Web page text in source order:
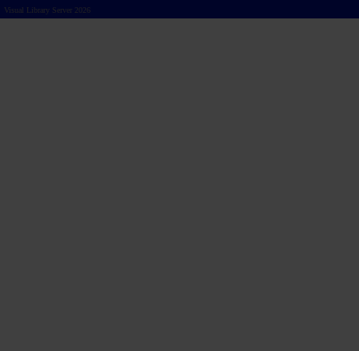
Visual Library Server 2026